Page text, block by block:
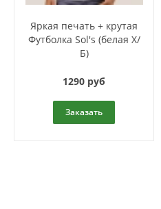
Яркая печать + крутая
Футболка Sol's (белая Х/
Б)
1290 руб
Заказать